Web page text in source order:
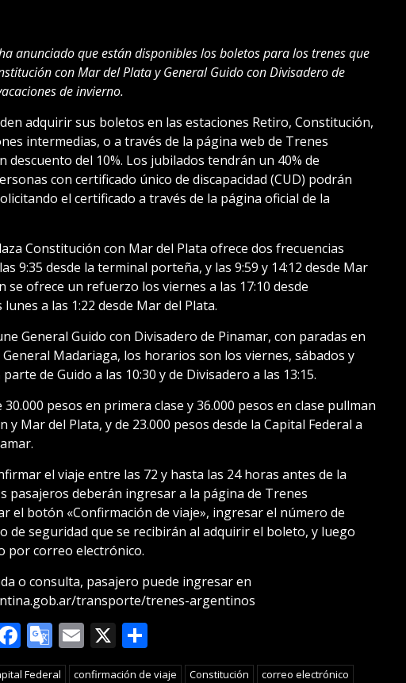
anunciado que están disponibles los boletos para los trenes que
con Mar del Plata y General Guido con Divisadero de
de invierno.
adquirir sus boletos en las estaciones Retiro, Constitución,
intermedias, o a través de la página web de Trenes
descuento del 10%. Los jubilados tendrán un 40% de
con certificado único de discapacidad (CUD) podrán
el certificado a través de la página oficial de la
Constitución con Mar del Plata ofrece dos frecuencias
9:35 desde la terminal porteña, y las 9:59 y 14:12 desde Mar
se ofrece un refuerzo los viernes a las 17:10 desde
a las 1:22 desde Mar del Plata.
General Guido con Divisadero de Pinamar, con paradas en
Madariaga, los horarios son los viernes, sábados y
de Guido a las 10:30 y de Divisadero a las 13:15.
pesos en primera clase y 36.000 pesos en clase pullman
y Mar del Plata, y de 23.000 pesos desde la Capital Federal a
el viaje entre las 72 y hasta las 24 horas antes de la
pasajeros deberán ingresar a la página de Trenes
el botón «Confirmación de viaje», ingresar el número de
de seguridad que se recibirán al adquirir el boleto, y luego
por correo electrónico.
o consulta, pasajero puede ingresar en
transporte/trenes-argentinos
Facebook
Google
Translate
Email
X Compartir
Federal confirmación de viaje Constitución
correo electrónico